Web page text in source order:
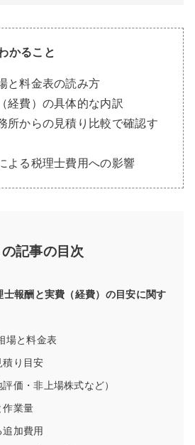
かること
と料金表の読み方
経費）の具体的な内訳
所からの見積り比較で確認す
よる税理士費用への影響
の記事の目次
士報酬と実費（経費）の目安に関す
場と料金表
積り目安
価・非上場株式など）
作業量
加費用